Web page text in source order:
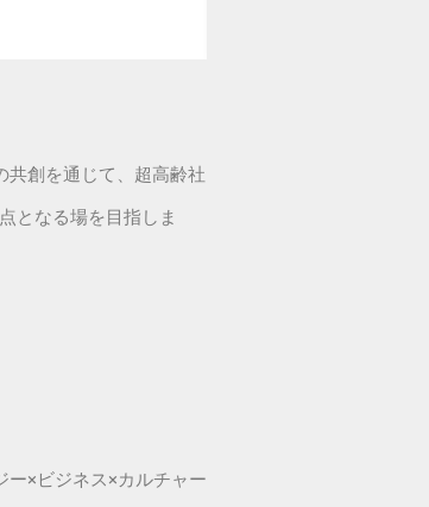
共創を通じて、超高齢社
となる場を目指しま
ー×ビジネス×カルチャー